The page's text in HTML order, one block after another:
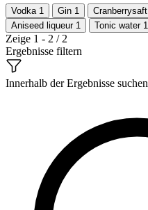
Vodka 1 Gin 1 Cranberrysaft
Aniseed liqueur 1 Tonic water 1
Zeige 1 - 2 / 2
Ergebnisse filtern
Innerhalb der Ergebnisse suchen